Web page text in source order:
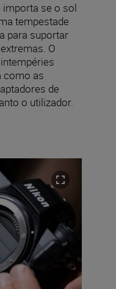
importa se o sol
tempestade
para suportar
O
como as
de
o utilizador.